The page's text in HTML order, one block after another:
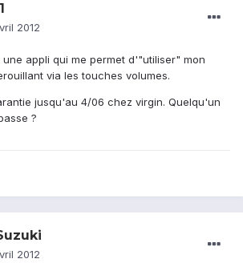
2012
appli qui me permet d'"utiliser" mon
via les touches volumes.
jusqu'au 4/06 chez virgin. Quelqu'un
?
2012